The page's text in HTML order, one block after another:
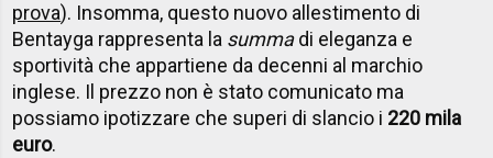
prova). Insomma, questo nuovo allestimento di
Bentayga rappresenta la summadi eleganza e
sportività che appartiene da decenni al marchio
inglese. Il prezzo non è stato comunicato ma
possiamo ipotizzare che superi di slancio i 220 mila
euro.